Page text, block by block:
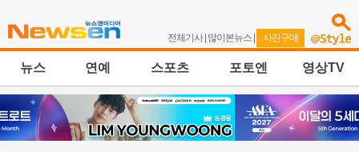
전체기사| 많이본뉴스 | 사진구매
뉴스 연예 스포츠 포토엔 영상TV